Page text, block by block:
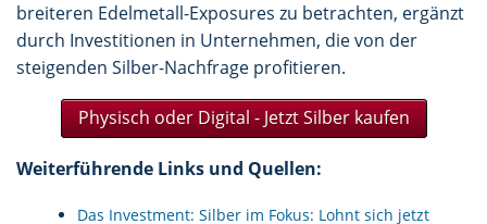
breiteren Edelmetall-Exposures zu betrachten, ergänzt
durch Investitionen in Unternehmen, die von der
steigenden Silber-Nachfrage profitieren.
Physisch oder Digital - Jetzt Silber kaufen
Weiterführende Links und Quellen:
Das Investment: Silber im Fokus: Lohnt sich jetzt